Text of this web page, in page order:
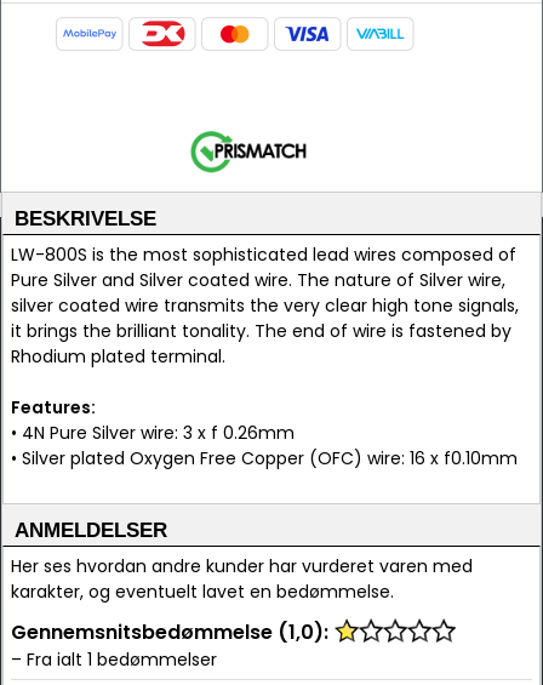
BESKRIVELSE
LW-800S is the most sophisticated lead wires composed of
Pure Silver and Silver coated wire. The nature of Silver wire,
silver coated wire transmits the very clear high tone signals,
it brings the brilliant tonality. The end of wire is fastened by
Rhodium plated terminal.
Features:
• 4N Pure Silver wire: 3 x f 0.26mm
• Silver plated Oxygen Free Copper (OFC) wire: 16 x f0.10mm
ANMELDELSER
Her ses hvordan andre kunder har vurderet varen med
karakter, og eventuelt lavet en bedømmelse.
Gennemsnitsbedømmelse (1,0):
– Fra ialt 1 bedømmelser